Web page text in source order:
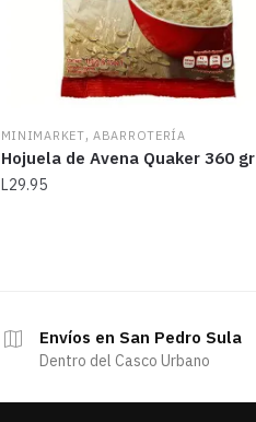
MINIMARKET,ABARROTERÍA
Hojuela de Avena Quaker 360 gr
L29.95
Envíos en San Pedro Sula
Dentro del Casco Urbano